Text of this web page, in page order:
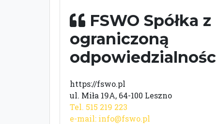
FSWO Spółka z
ograniczoną
https://fswo.pl
ul. Miła 19A, 64-100 Leszno
Tel. 515 219 223
e-mail: info@fswo.pl